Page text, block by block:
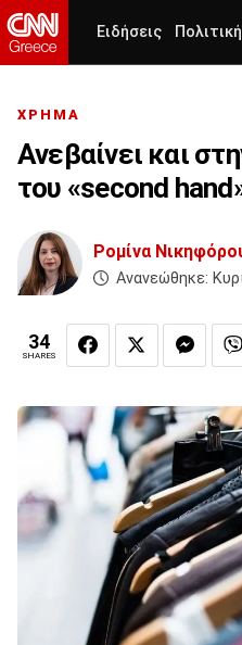
Ειδήσεις Πολιτική
ΧΡΗΜΑ
Ανεβαίνει και
του «second
Ρομίνα
Ανανεώθηκε:
34
SHARES